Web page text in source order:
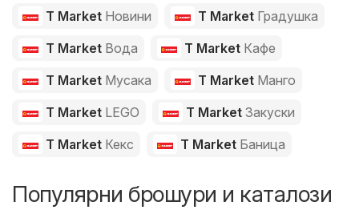
T Market Новини T Market Градушка
T Market Вода T Market Кафе
T Market Мусака T Market Манго
T Market LEGO T Market Закуски
T Market Кекс T Market Баница
Популярни брошури и каталози